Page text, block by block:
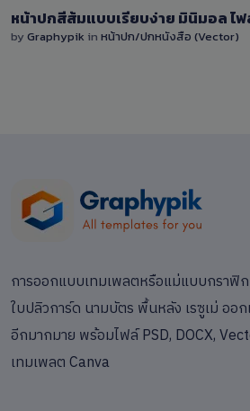
by Graphypik in หน้าปก/ปกหนังสือ (Vector)
การออกแบบเทมเพลตหรือแม่แบบกราฟิ
ใบปลิวการ์ด นามบัตร พื้นหลัง เรซูเม่ ออ
อีกมากมาย พร้อมไฟล์ PSD, DOCX,
เทมเพลต Canva